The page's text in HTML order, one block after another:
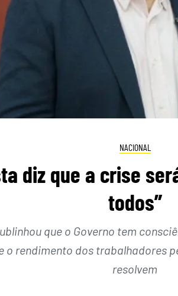
NACIONAL
diz que a crise
todos”
que o Governo tem
o rendimento dos trabalhadores
resolvem